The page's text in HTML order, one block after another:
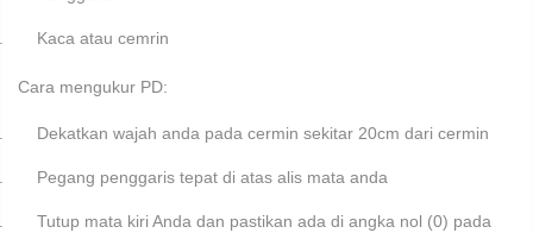
Kaca atau cemrin
Cara mengukur PD:
Dekatkan wajah anda pada cermin sekitar 20cm dari cermin
Pegang penggaris tepat di atas alis mata anda
Tutup mata kiri Anda dan pastikan ada di angka nol (0) pada